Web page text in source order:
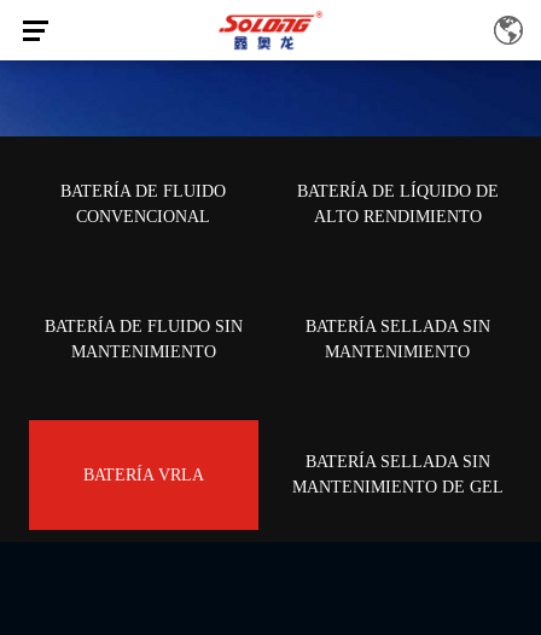
INICIO/ Centro de productos/BATERÍA VRLA
BATERÍA DE FLUIDO
CONVENCIONAL
BATERÍA DE LÍQUIDO DE
ALTO RENDIMIENTO
BATERÍA DE FLUIDO SIN
MANTENIMIENTO
BATERÍA SELLADA SIN
MANTENIMIENTO
BATERÍA VRLA
BATERÍA SELLADA SIN
MANTENIMIENTO DE GEL